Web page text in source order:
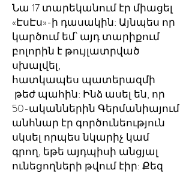
Նա 17 տարեկանում էր միացել
«ԷսԷս»-ի դասակին: Այնպես որ
կարծում եմ՝ այդ տարիքում
բոլորին է թույլատրված
սխալվել,
հատկապես պատերազմի
թեժ պահին: Ինձ ասել են, որ
50-ականներին Գերմանիայում
անհնար էր գործունեություն
սկսել որպես նկարիչ կամ
գրող, եթե այդպիսի անցյալ
ունեցողների թվում էիր: Քեզ